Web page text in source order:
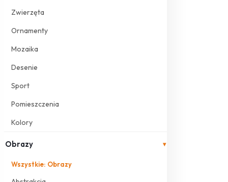
Zwierzęta
Ornamenty
Mozaika
Desenie
Sport
Pomieszczenia
Kolory
Obrazy ▾
Wszystkie: Obrazy